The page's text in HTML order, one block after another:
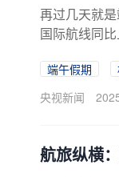
再过几天就是
国际航线同比
端午假期
央视新闻
航旅纵横